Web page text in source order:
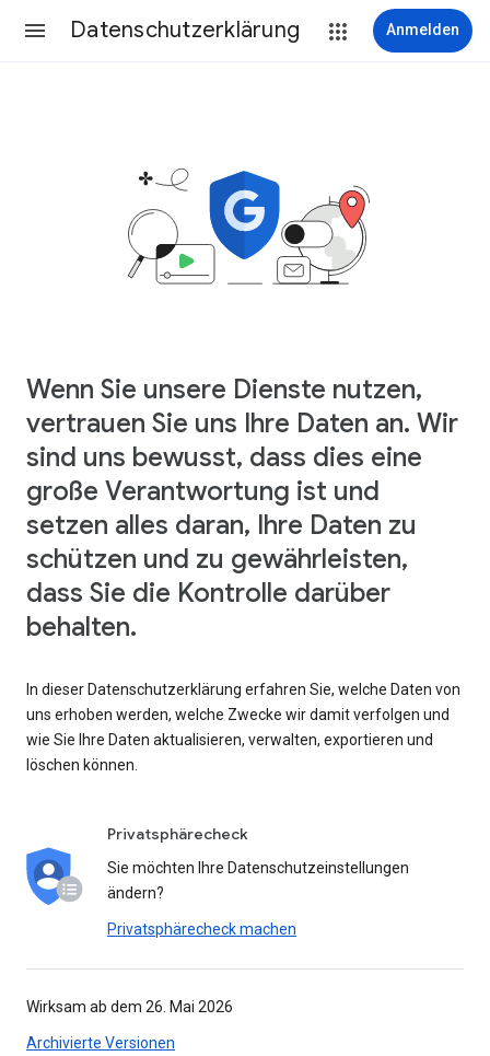
Datenschutzerklärung Anmelden
Wenn Sie unsere Dienste nutzen,
vertrauen Sie uns Ihre Daten an. Wir
sind uns bewusst, dass dies eine
große Verantwortung ist und
setzen alles daran, Ihre Daten zu
schützen und zu gewährleisten,
dass Sie die Kontrolle darüber
behalten.
In dieser Datenschutzerklärung erfahren Sie, welche Daten von
uns erhoben werden, welche Zwecke wir damit verfolgen und
wie Sie Ihre Daten aktualisieren, verwalten, exportieren und
löschen können.
Privatsphärecheck
Sie möchten Ihre Datenschutzeinstellungen
ändern?
Privatsphärecheck machen
Wirksam ab dem 26. Mai 2026
Archivierte Versionen